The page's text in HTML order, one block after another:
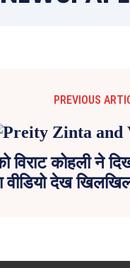
PREVIOUS
विराट कोहली ने
वीडियो देख